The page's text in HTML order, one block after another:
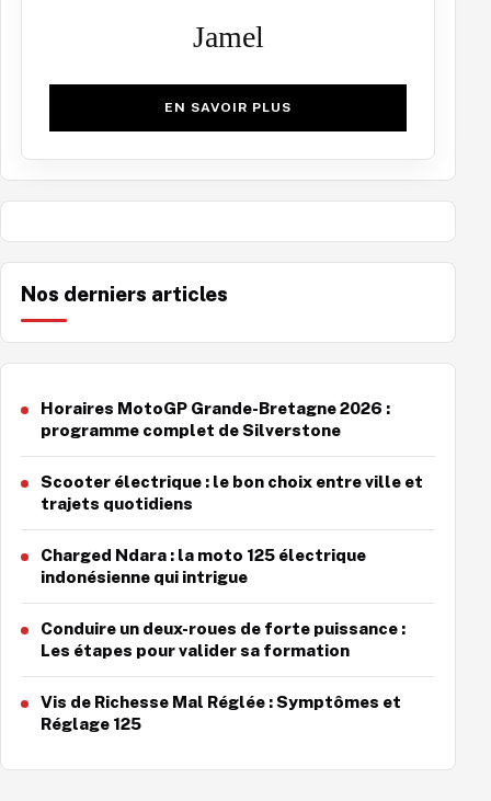
Jamel
EN SAVOIR PLUS
Nos derniers articles
Horaires MotoGP Grande-Bretagne 2026 :
programme complet de Silverstone
Scooter électrique : le bon choix entre ville et
trajets quotidiens
Charged Ndara : la moto 125 électrique
indonésienne qui intrigue
Conduire un deux-roues de forte puissance :
Les étapes pour valider sa formation
Vis de Richesse Mal Réglée : Symptômes et
Réglage 125